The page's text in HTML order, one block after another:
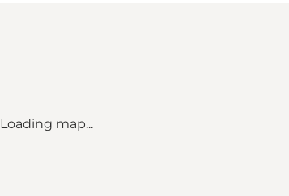
Loading map...